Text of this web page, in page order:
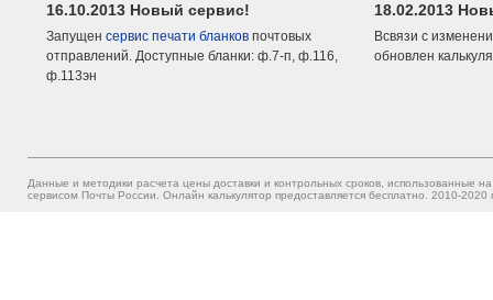
16.10.2013 Новый сервис!
Запущен сервис печати бланков почтовых
отправлений. Доступные бланки: ф.7-п, ф.116,
ф.113эн
18.02.2013
Всвязи с
обновлен
Данные и методики расчета цены доставки и контрольных сроков, использованные
сервисом Почты России. Онлайн калькулятор предоставляется бесплатно. 2010-2020